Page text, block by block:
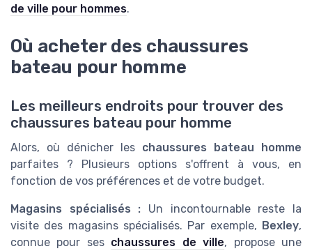
de ville pour hommes.
Où acheter des chaussures
bateau pour homme
Les meilleurs endroits pour trouver des
chaussures bateau pour homme
Alors, où dénicher les chaussures bateau homme
parfaites ? Plusieurs options s'offrent à vous, en
fonction de vos préférences et de votre budget.
Magasins spécialisés : Un incontournable reste la
visite des magasins spécialisés. Par exemple, Bexley,
connue pour ses chaussures de ville, propose une